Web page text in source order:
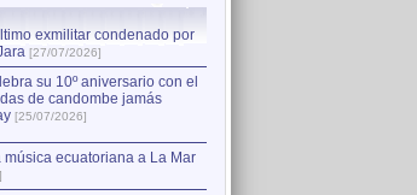
exmilitar condenado por
[27/07/2026]
su 10º aniversario con el
de candombe jamás
[25/07/2026]
ecuatoriana a La Mar